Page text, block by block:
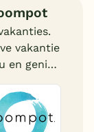
vakantie
en geniet